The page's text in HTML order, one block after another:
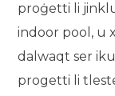
proġetti li
indoor pool, u
dalwaqt ser
progetti li